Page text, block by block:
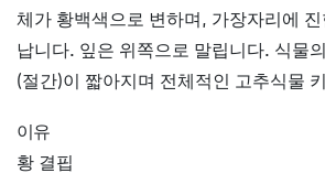
체가 황백색으로 변하며, 가장자리에
납니다. 잎은 위쪽으로 말립니다. 식물
(절간)이 짧아지며 전체적인 고추식물
이유
황 결핍